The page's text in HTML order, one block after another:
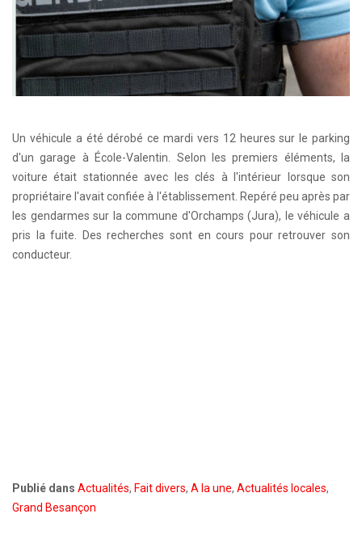
Un véhicule a été dérobé ce mardi vers 12 heures sur le parking
d'un garage à École-Valentin. Selon les premiers éléments, la
voiture était stationnée avec les clés à l'intérieur lorsque son
propriétaire l'avait confiée à l'établissement. Repéré peu après par
les gendarmes sur la commune d'Orchamps (Jura), le véhicule a
pris la fuite. Des recherches sont en cours pour retrouver son
conducteur.
Publié dans Actualités, Fait divers, A la une, Actualités locales,
Grand Besançon